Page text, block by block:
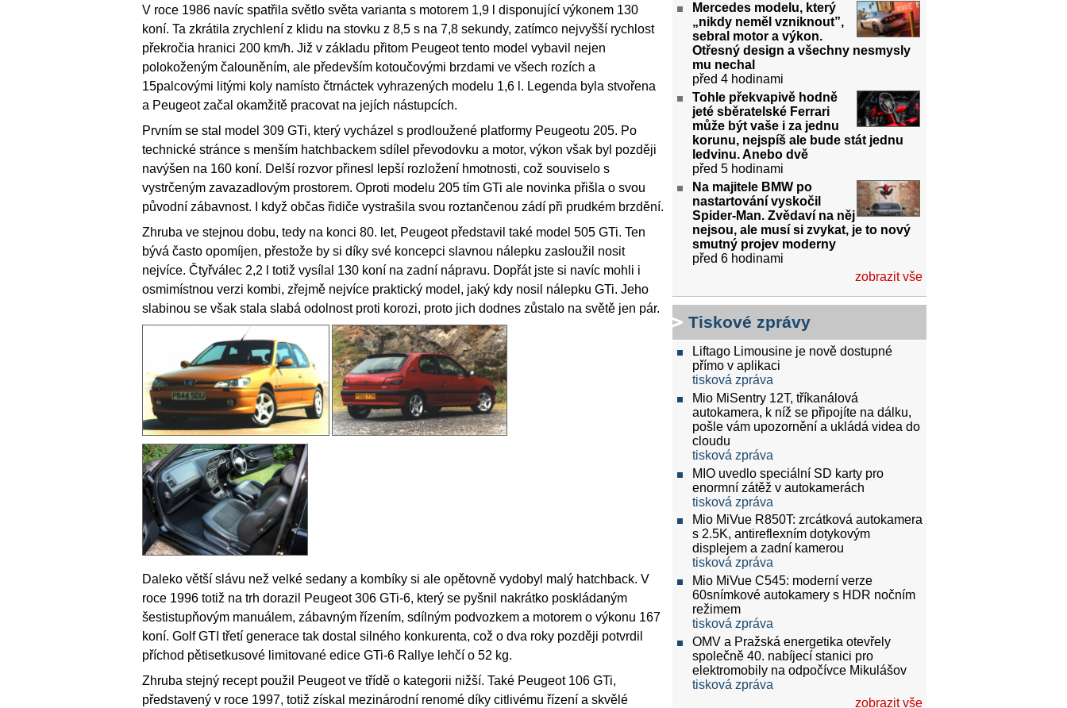
V roce 1986 navíc spatřila světlo světa varianta s motorem 1,9 l disponující výkonem 130
koní. Ta zkrátila zrychlení z klidu na stovku z 8,5 s na 7,8 sekundy, zatímco nejvyšší rychlost
překročia hranici 200 km/h. Již v základu přitom Peugeot tento model vybavil nejen
polokoženým čalouněním, ale především kotoučovými brzdami ve všech rozích a
15palcovými litými koly namísto čtrnáctek vyhrazených modelu 1,6 l. Legenda byla stvořena
a Peugeot začal okamžitě pracovat na jejích nástupcích.
Prvním se stal model 309 GTi, který vycházel s prodloužené platformy Peugeotu 205. Po
technické stránce s menším hatchbackem sdílel převodovku a motor, výkon však byl později
navýšen na 160 koní. Delší rozvor přinesl lepší rozložení hmotnosti, což souviselo s
vystrčeným zavazadlovým prostorem. Oproti modelu 205 tím GTi ale novinka přišla o svou
původní zábavnost. I když občas řidiče vystrašila svou roztančenou zádí při prudkém brzdění.
Zhruba ve stejnou dobu, tedy na konci 80. let, Peugeot představil také model 505 GTi. Ten
bývá často opomíjen, přestože by si díky své koncepci slavnou nálepku zasloužil nosit
nejvíce. Čtyřválec 2,2 l totiž vysílal 130 koní na zadní nápravu. Dopřát jste si navíc mohli i
osmimístnou verzi kombi, zřejmě nejvíce praktický model, jaký kdy nosil nálepku GTi. Jeho
slabinou se však stala slabá odolnost proti korozi, proto jich dodnes zůstalo na světě jen pár.
Daleko větší slávu než velké sedany a kombíky si ale opětovně vydobyl malý hatchback. V
roce 1996 totiž na trh dorazil Peugeot 306 GTi-6, který se pyšnil nakrátko poskládaným
šestistupňovým manuálem, zábavným řízením, sdílným podvozkem a motorem o výkonu 167
koní. Golf GTI třetí generace tak dostal silného konkurenta, což o dva roky později potvrdil
příchod pětisetkusové limitované edice GTi-6 Rallye lehčí o 52 kg.
Zhruba stejný recept použil Peugeot ve třídě o kategorii nižší. Také Peugeot 106 GTi,
představený v roce 1997, totiž získal mezinárodní renomé díky citlivému řízení a skvělé
Mercedes modelu, který
„nikdy neměl vzniknout”,
sebral motor a výkon.
Otřesný design a všechny nesmysly
mu nechal
před 4 hodinami
Tohle překvapivě hodně
jeté sběratelské Ferrari
může být vaše i za jednu
korunu, nejspíš ale bude stát jednu
ledvinu. Anebo dvě
před 5 hodinami
Na majitele BMW po
nastartování vyskočil
Spider-Man. Zvědaví na něj
nejsou, ale musí si zvykat, je to nový
smutný projev moderny
před 6 hodinami
zobrazit vše
Tiskové zprávy
Liftago Limousine je nově dostupné
přímo v aplikaci
tisková zpráva
Mio MiSentry 12T, tříkanálová
autokamera, k níž se připojíte na dálku,
pošle vám upozornění a ukládá videa do
cloudu
tisková zpráva
MIO uvedlo speciální SD karty pro
enormní zátěž v autokamerách
tisková zpráva
Mio MiVue R850T: zrcátková autokamera
s 2.5K, antireflexním dotykovým
displejem a zadní kamerou
tisková zpráva
Mio MiVue C545: moderní verze
60snímkové autokamery s HDR nočním
režimem
tisková zpráva
OMV a Pražská energetika otevřely
společně 40. nabíjecí stanici pro
elektromobily na odpočívce Mikulášov
tisková zpráva
zobrazit vše